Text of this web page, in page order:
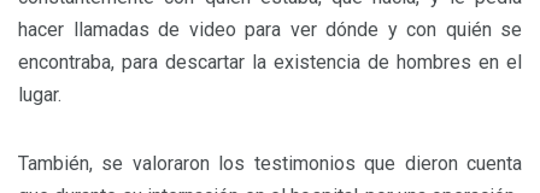
hacer llamadas de video para ver dónde y con quién se
encontraba, para descartar la existencia de hombres en el
lugar.
También, se valoraron los testimonios que dieron cuenta